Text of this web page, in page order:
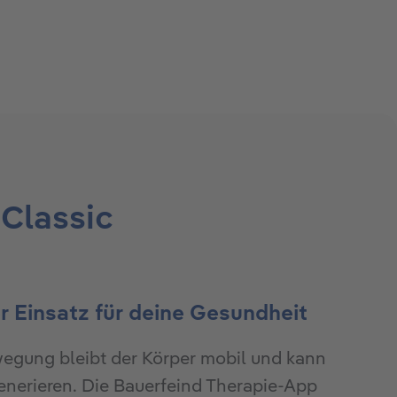
Einsatz für deine Gesundheit
bleibt der Körper mobil und kann
Die Bauerfeind Therapie-App